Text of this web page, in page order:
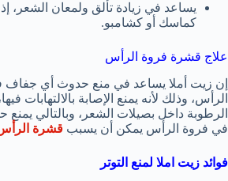
يساعد في زيادة تألق ولمعان الشعر،
كماسك أو كشامبو.
علاج قشرة فروة الرأس
إن زيت أملا يساعد في منع حدوث أي جفاف
الرأس، وذلك لأنه يمنع الإصابة بالالتهابات
الرطوبة داخل بصيلات الشعر، وبالتالي يمنع
في فروة الرأس يمكن أن يسبب قشرة
فوائد زيت املا لمنع التوتر